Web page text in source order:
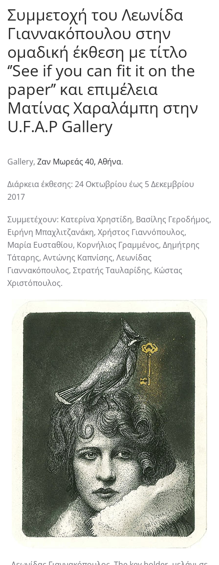
Συμμετοχή του Λεωνίδα
Γιαννακόπουλου στην
ομαδική έκθεση με τίτλο
‘’See if you can fit it on the
paper’’ και επιμέλεια
Ματίνας Χαραλάμπη στην
U.F.A.P Gallery
Gallery, Ζαν Μωρεάς 40, Αθήνα.
Διάρκεια έκθεσης: 24 Οκτωβρίου έως 5 Δεκεμβρίου
2017
Συμμετέχουν: Κατερίνα Χρηστίδη, Βασίλης Γεροδήμος,
Ειρήνη Μπαχλιτζανάκη, Χρήστος Γιαννόπουλος,
Μαρία Ευσταθίου, Κορνήλιος Γραμμένος, Δημήτρης
Τάταρης, Αντώνης Καπνίσης, Λεωνίδας
Γιαννακόπουλος, Στρατής Ταυλαρίδης, Κώστας
Χριστόπουλος.